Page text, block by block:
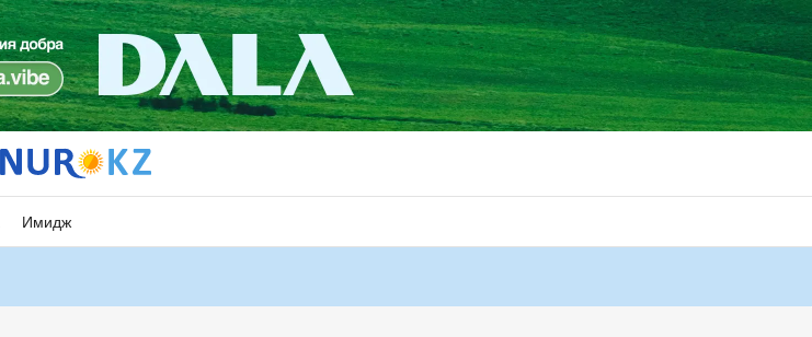
Имидж